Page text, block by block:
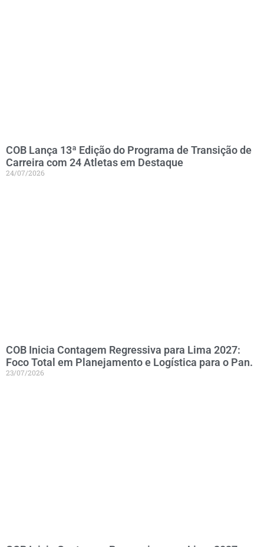
COB Lança 13ª Edição do Programa de Transição de
Carreira com 24 Atletas em Destaque
24/07/2026
COB Inicia Contagem Regressiva para Lima 2027:
Foco Total em Planejamento e Logística para o Pan.
23/07/2026